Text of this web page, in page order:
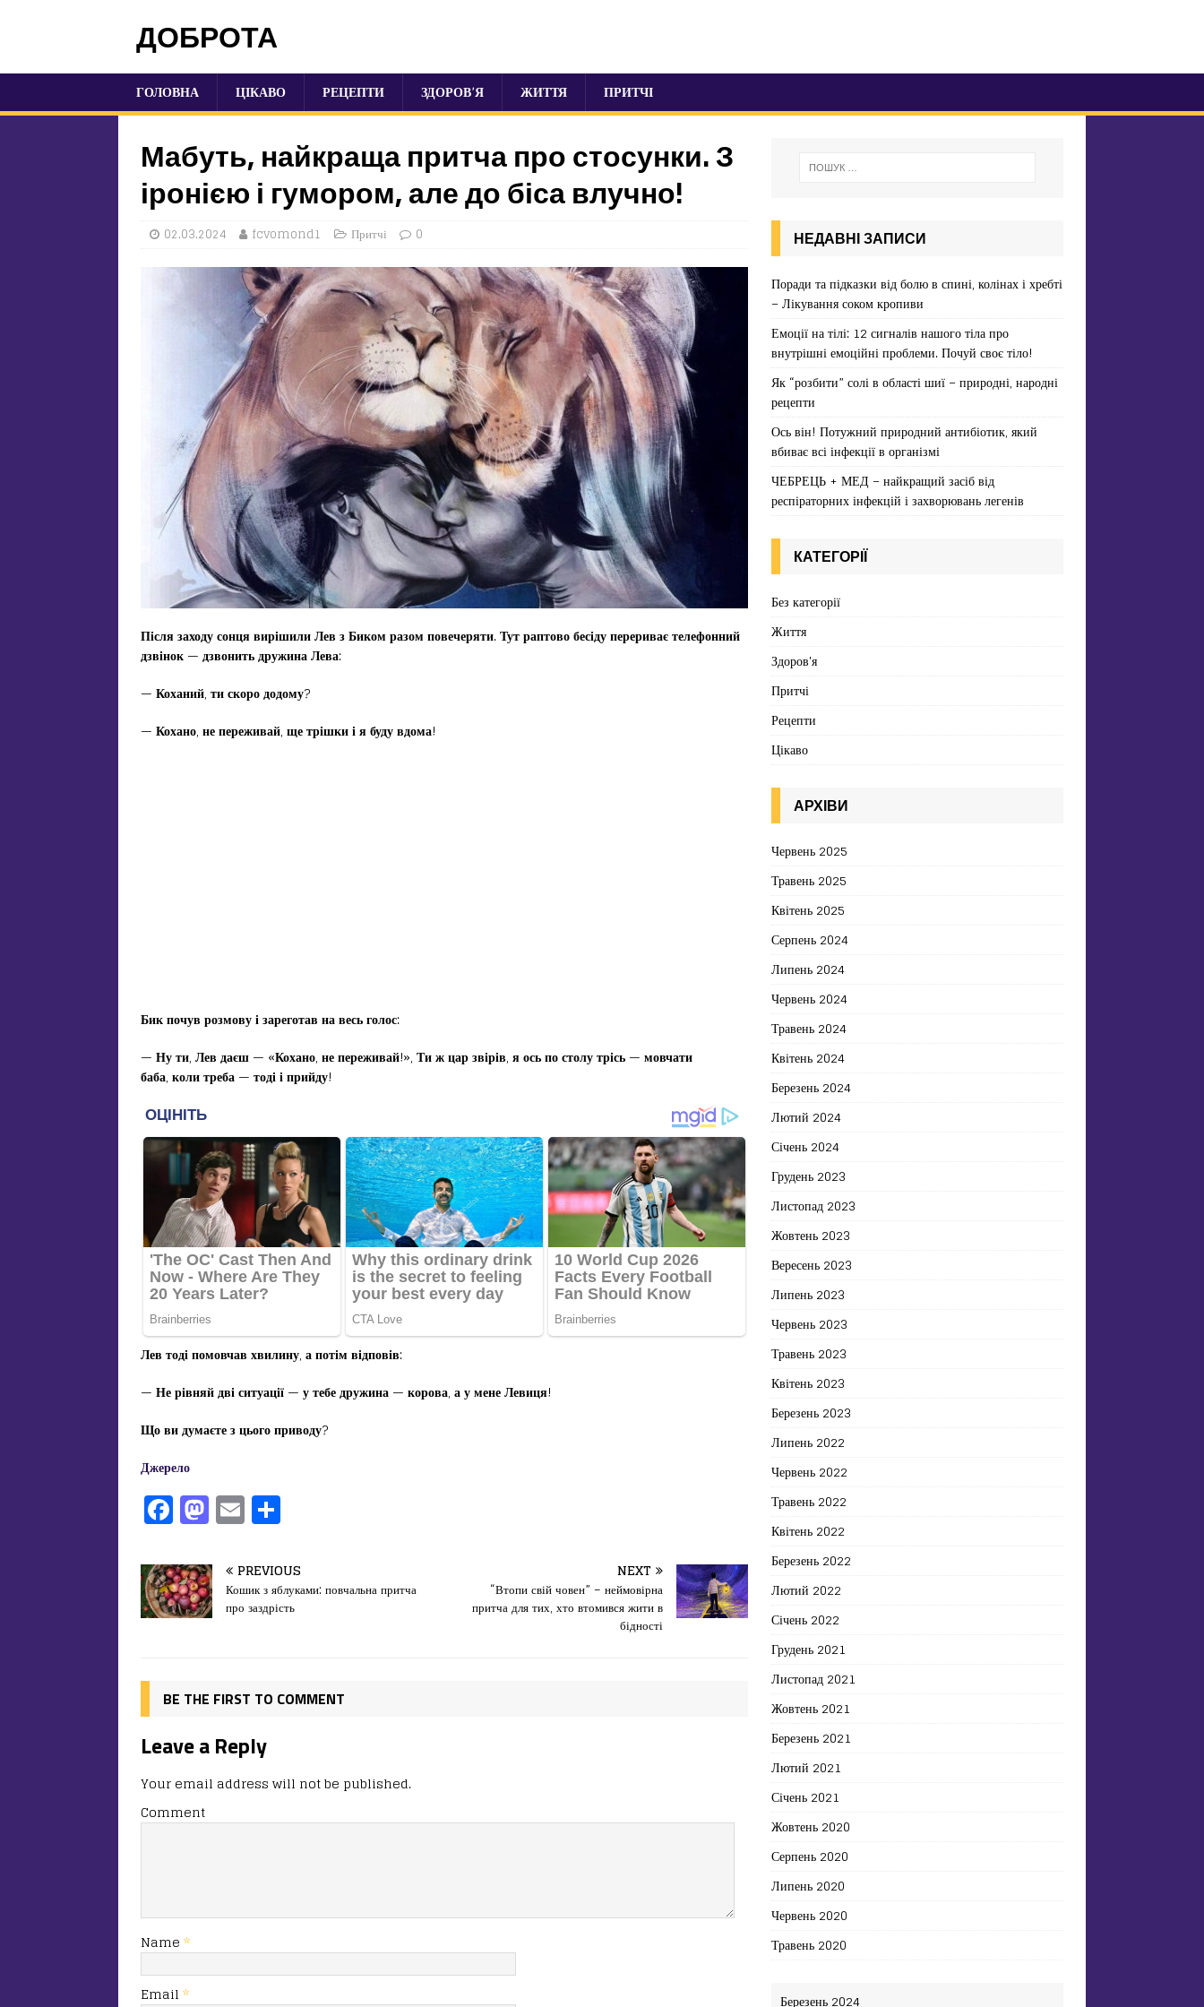
ДОБРОТА
ГОЛОВНА ЦІКАВО РЕЦЕПТИ ЗДОРОВ’Я ЖИТТЯ ПРИТЧІ
Мабуть, найкраща притча про стосунки. З
іронією і гумором, але до біса влучно!
02.03.2024 fcvomond1 Притчі 0
Після заходу сонця вирішили Лев з Биком разом повечеряти.Тут раптово бесіду перериває телефонний
дзвінок — дзвонить дружина Лева:
— Коханий, тискоро додому?
— Кохано, непереживай, щетрішкиі ябуду вдома!
Бик почув розмову і зареготав на весь голос:
— Ну ти, Лев даєш — «Кохано, непереживай!», Ти жцар звірів, я ось постолу трісь — мовчати
баба, коли треба — тоді і прийду!
Лев тоді помовчав хвилину, а потім відповів:
— Нерівняйдвіситуації — у тебе дружина — корова, ау мене Левиця!
Що ви думаєте з цього приводу?
Джерело
F
a
c
e
b
o
k
M
a
st
o
d
n
E
m
ai
l
іл
и
т
я
PREVIOUS
Кошик з яблуками: повчальна притча
про заздрість
NEXT
“Втопи свій човен” – неймовірна
притча для тих, хто втомився жити в
бідності
BE THE FIRST TO COMMENT
Leave a Reply
Your email address will not be published.
Comment
Name *
Email *
НЕДАВНІ ЗАПИСИ
Поради та підказки від болю в спині, колінах і хребті
– Лікування соком кропиви
Емоції на тілі: 12 сигналів нашого тіла про
внутрішні емоційні проблеми. Почуй своє тіло!
Як “розбити” солі в області шиї – природні, народні
рецепти
Ось він! Потужний природний антибіотик, який
вбиває всі інфекції в організмі
ЧЕБРЕЦЬ + МЕД – найкращий засіб від
респіраторних інфекцій і захворювань легенів
КАТЕГОРІЇ
Без категорії
Життя
Здоров'я
Притчі
Рецепти
Цікаво
АРХІВИ
Червень 2025
Травень 2025
Квітень 2025
Серпень 2024
Липень 2024
Червень 2024
Травень 2024
Квітень 2024
Березень 2024
Лютий 2024
Січень 2024
Грудень 2023
Листопад 2023
Жовтень 2023
Вересень 2023
Липень 2023
Червень 2023
Травень 2023
Квітень 2023
Березень 2023
Липень 2022
Червень 2022
Травень 2022
Квітень 2022
Березень 2022
Лютий 2022
Січень 2022
Грудень 2021
Листопад 2021
Жовтень 2021
Березень 2021
Лютий 2021
Січень 2021
Жовтень 2020
Серпень 2020
Липень 2020
Червень 2020
Травень 2020
Березень 2024